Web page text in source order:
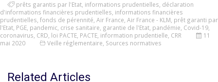
prêts garantis par l'Etat informations prudentielles déclaration
d'informations financières prudentielles informations financières
prudentielles fonds de pérennité Air France Air France - KLM prêt garanti par
l'Etat PGE pandemic crise sanitaire garantie de l'Etat pandémie Covid-19
coronavirus CRD loi PACTE PACTE information prudentielle CRR
11
mai 2020
Veille réglementaire Sources normatives
Related Articles